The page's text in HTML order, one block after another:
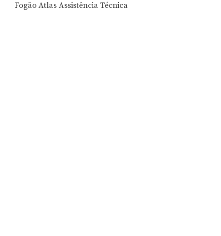
Fogão Atlas Assistência Técnica